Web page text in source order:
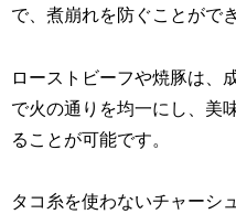
で、煮崩れを防ぐことがで
ローストビーフや焼豚は、
で火の通りを均一にし、美
ることが可能です。
タコ糸を使わないチャーシ